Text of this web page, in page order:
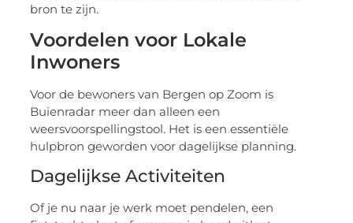
bron te zijn.
Voordelen voor Lokale
Inwoners
Voor de bewoners van Bergen op Zoom is
Buienradar meer dan alleen een
weersvoorspellingstool. Het is een essentiële
hulpbron geworden voor dagelijkse planning.
Dagelijkse Activiteiten
Of je nu naar je werk moet pendelen, een